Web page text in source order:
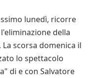
lunedì, ricorre
della
scorsa domenica il
lo spettacolo
di e con Salvatore